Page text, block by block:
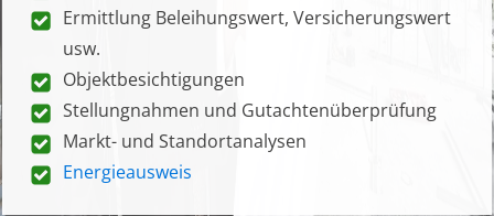
Ermittlung Beleihungswert, Versicherungswert
usw.
Objektbesichtigungen
Stellungnahmen und Gutachtenüberprüfung
Markt- und Standortanalysen
Energieausweis